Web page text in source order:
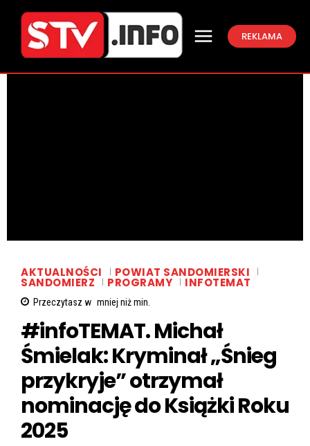
REKLAMA
AKTUALNOŚCI POWIAT SANDOMIERSKI
SANDOMIERZ PROGRAMY INFOTEMAT
Przeczytasz w mniej niżmin.
#infoTEMAT. Michał
Śmielak: Kryminał „Śnieg
przykryje” otrzymał
nominację do Książki Roku
2025